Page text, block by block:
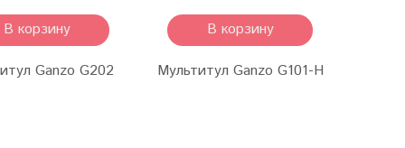
В корзину
Ganzo G202
В корзину
Мультитул Ganzo G101-H